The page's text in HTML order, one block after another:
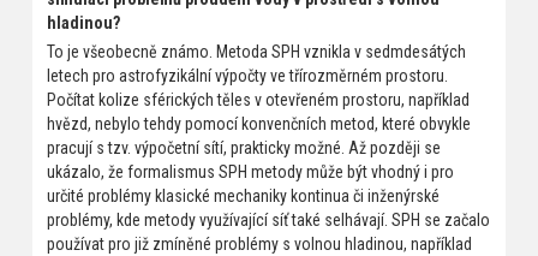
hladinou?
To je všeobecně známo. Metoda SPH vznikla v sedmdesátých
letech pro astrofyzikální výpočty ve třírozměrném prostoru.
Počítat kolize sférických těles v otevřeném prostoru, například
hvězd, nebylo tehdy pomocí konvenčních metod, které obvykle
pracují s tzv. výpočetní sítí, prakticky možné. Až později se
ukázalo, že formalismus SPH metody může být vhodný i pro
určité problémy klasické mechaniky kontinua či inženýrské
problémy, kde metody využívající síť také selhávají. SPH se začalo
používat pro již zmíněné problémy s volnou hladinou, například